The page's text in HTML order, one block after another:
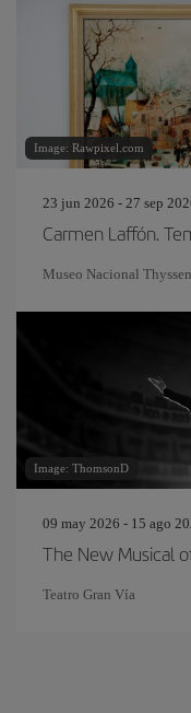
Image: Rawpixel.com
23 jun 2026 - 27 sep
Carmen Laffón.
Museo Nacional
Image: ThomsonD
09 may 2026 - 15 ago
The New Musical
Teatro Gran Vía